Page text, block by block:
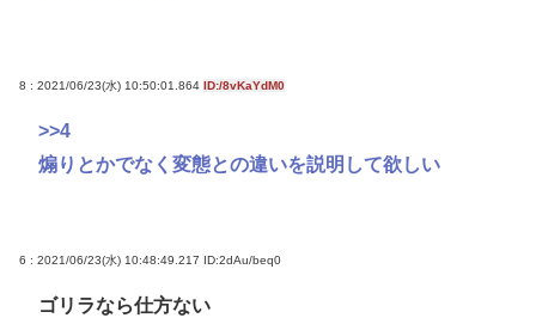
8 : 2021/06/23(水) 10:50:01.864 ID:/8vKaYdM0
>>4
煽りとかでなく変態との違いを説明して欲しい
6 : 2021/06/23(水) 10:48:49.217 ID:2dAu/beq0
ゴリラなら仕方ない